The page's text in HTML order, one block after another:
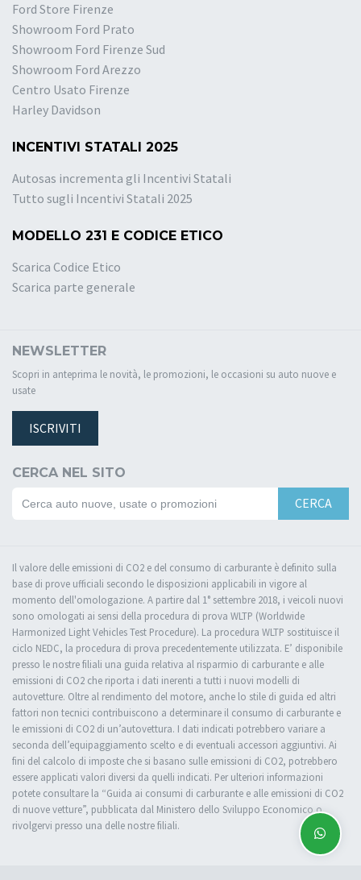
Ford Store Firenze
Showroom Ford Prato
Showroom Ford Firenze Sud
Showroom Ford Arezzo
Centro Usato Firenze
Harley Davidson
INCENTIVI STATALI 2025
Autosas incrementa gli Incentivi Statali
Tutto sugli Incentivi Statali 2025
MODELLO 231 E CODICE ETICO
Scarica Codice Etico
Scarica parte generale
NEWSLETTER
Scopri in anteprima le novità, le promozioni, le occasioni su auto nuove e
usate
ISCRIVITI
CERCA NEL SITO
CERCA
Il valore delle emissioni di CO2 e del consumo di carburante è definito sulla
base di prove ufficiali secondo le disposizioni applicabili in vigore al
momento dell'omologazione. A partire dal 1° settembre 2018, i veicoli nuovi
sono omologati ai sensi della procedura di prova WLTP (Worldwide
Harmonized Light Vehicles Test Procedure). La procedura WLTP sostituisce il
ciclo NEDC, la procedura di prova precedentemente utilizzata. E’ disponibile
presso le nostre filiali una guida relativa al risparmio di carburante e alle
emissioni di CO2 che riporta i dati inerenti a tutti i nuovi modelli di
autovetture. Oltre al rendimento del motore, anche lo stile di guida ed altri
fattori non tecnici contribuiscono a determinare il consumo di carburante e
le emissioni di CO2 di un’autovettura. I dati indicati potrebbero variare a
seconda dell’equipaggiamento scelto e di eventuali accessori aggiuntivi. Ai
fini del calcolo di imposte che si basano sulle emissioni di CO2, potrebbero
essere applicati valori diversi da quelli indicati. Per ulteriori informazioni
potete consultare la “Guida ai consumi di carburante e alle emissioni di CO2
di nuove vetture”, pubblicata dal Ministero dello Sviluppo Economico o
rivolgervi presso una delle nostre filiali.